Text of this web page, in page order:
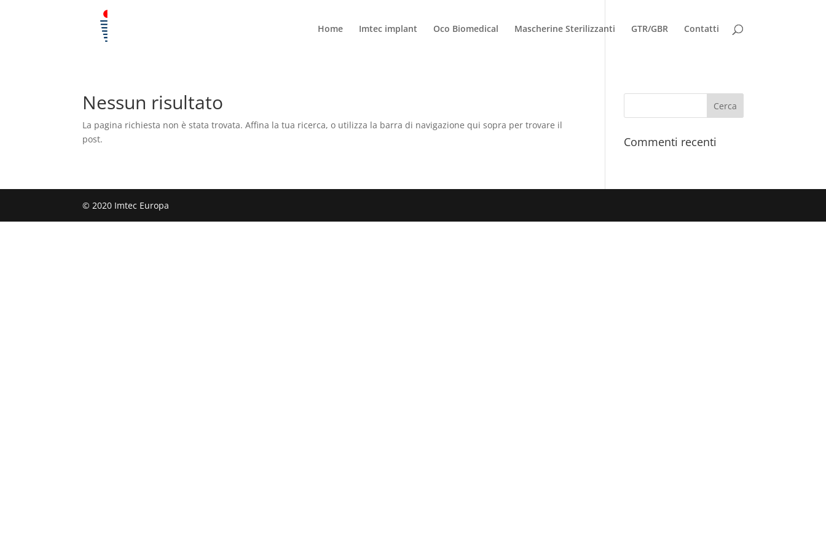
Home Imtec implant Oco Biomedical Mascherine Sterilizzanti GTR/GBR Contatti
Nessun risultato
La pagina richiesta non è stata trovata. Affina la tua ricerca, o utilizza la barra di navigazione qui sopra per trovare il
post.
Commenti recenti
© 2020 Imtec Europa